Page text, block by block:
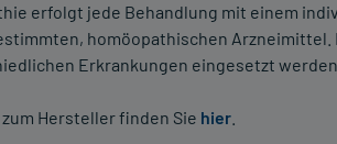
erfolgt jede Behandlung mit einem
homöopathischen Arzneimittel.
Erkrankungen eingesetzt werden.
Hersteller finden Sie hier